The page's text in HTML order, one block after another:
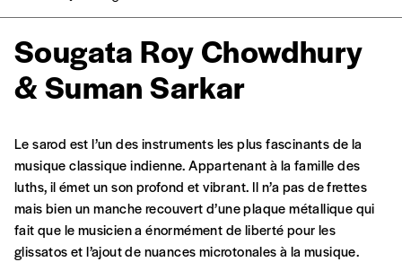
Sougata Roy Chowdhury
& Suman Sarkar
Se connecter
Formulaire de
commande
A partir de 2021,Imag, le magazine de
l’interculturel,vous est proposé àPRIX LIBRE.
Le prix libre est un mode de fixation du prix
par l’acheteur d’un bien ou d’un service, qui
Le sarod est l’un des instruments les plus fascinants de la
musique classique indienne. Appartenant à la famille des
luths, il émet un son profond et vibrant. Il n’a pas de frettes
mais bien un manche recouvert d’une plaque métallique qui
fait que le musicien a énormément de liberté pour les
glissatos et l’ajout de nuances microtonales à la musique.